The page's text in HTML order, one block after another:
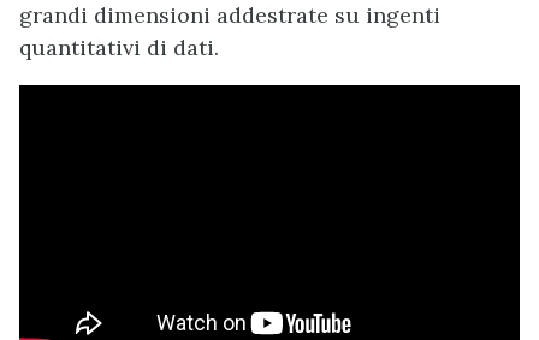
grandi dimensioni addestrate su ingenti
quantitativi di dati.